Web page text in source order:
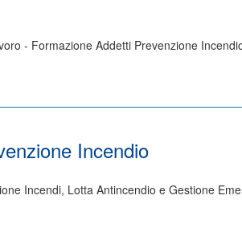
- Formazione Addetti Prevenzione
Incendio
Incendi, Lotta Antincendio e Gestione